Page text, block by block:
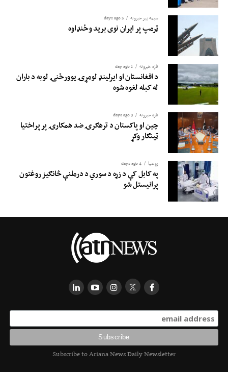
سیمه ییز خبرونه 5 days ago
ټرمپ پر ایران نوی برید وځنډاوه
تازه خبرونه 1 day ago
د افغانستان او ایرلینډ لومړۍ یوورځنۍ لوبه د باران
له کبله لغوه شوه
تازه خبرونه 3 days ago
چین او پاکستان د ترهګرۍ ضد همکارۍ پر پراختیا
ټینګار وکړ
روغتيا 4 days ago
په کابل کې د زړه د سوري د درملنې څانګیز روغتون
پرانیستل شو
Subscribe to Ariana News Daily Newsletter